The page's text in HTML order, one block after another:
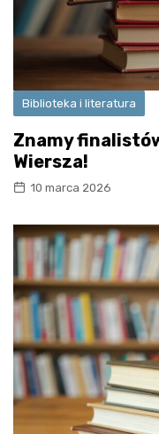
Biblioteka i literatura
Znamy
Wiersza!
10 marca 2026